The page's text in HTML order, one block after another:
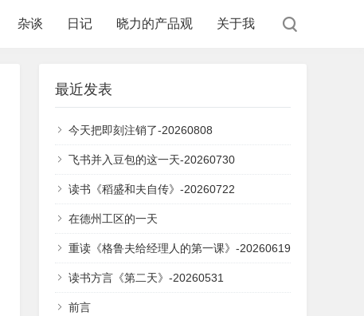
杂谈 日记 晓力的产品观 关于我
最近发表
今天把即刻注销了-20260808
飞书并入豆包的这一天-20260730
读书《稻盛和夫自传》-20260722
在德州工区的一天
重读《格鲁夫给经理人的第一课》-20260619
读书方言《第二天》-20260531
前言